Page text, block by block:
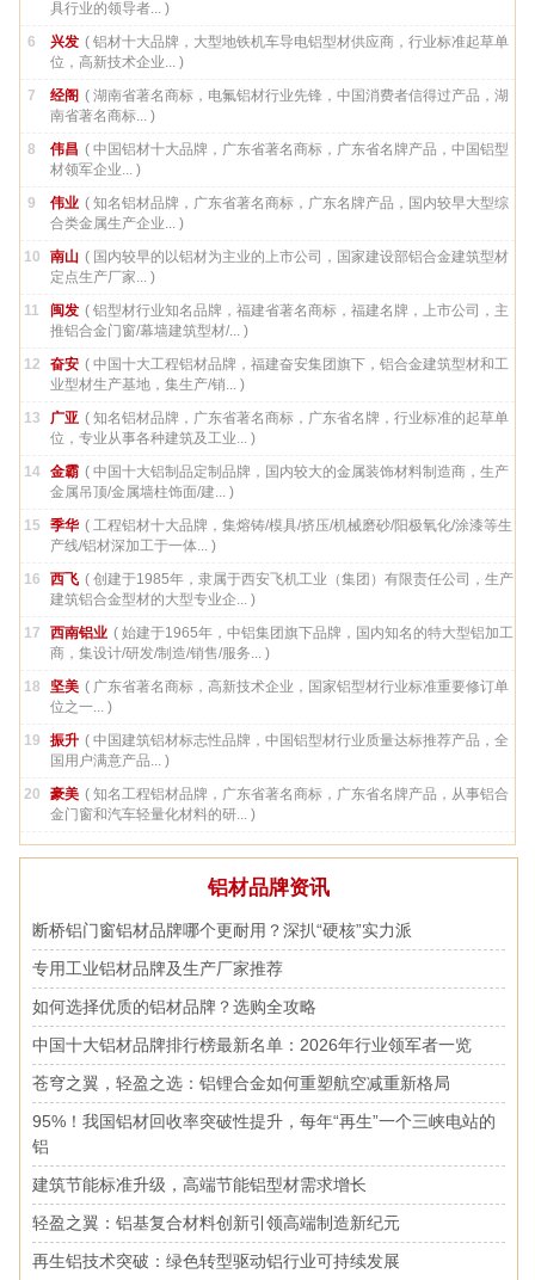
具行业的领导者... )
6
兴发 ( 铝材十大品牌，大型地铁机车导电铝型材供应商，行业标准起草单
位，高新技术企业... )
7
经阁 ( 湖南省著名商标，电氟铝材行业先锋，中国消费者信得过产品，湖
南省著名商标... )
8
伟昌 ( 中国铝材十大品牌，广东省著名商标，广东省名牌产品，中国铝型
材领军企业... )
9
伟业 ( 知名铝材品牌，广东省著名商标，广东名牌产品，国内较早大型综
合类金属生产企业... )
10
南山 ( 国内较早的以铝材为主业的上市公司，国家建设部铝合金建筑型材
定点生产厂家... )
11
闽发 ( 铝型材行业知名品牌，福建省著名商标，福建名牌，上市公司，主
推铝合金门窗/幕墙建筑型材/... )
12
奋安 ( 中国十大工程铝材品牌，福建奋安集团旗下，铝合金建筑型材和工
业型材生产基地，集生产/销... )
13
广亚 ( 知名铝材品牌，广东省著名商标，广东省名牌，行业标准的起草单
位，专业从事各种建筑及工业... )
14 金霸 ( 中国十大铝制品定制品牌，国内较大的金属装饰材料制造商，生产
金属吊顶/金属墙柱饰面/建... )
15
季华 ( 工程铝材十大品牌，集熔铸/模具/挤压/机械磨砂/阳极氧化/涂漆等生
产线/铝材深加工于一体... )
16
西飞 ( 创建于1985年，隶属于西安飞机工业（集团）有限责任公司，生产
建筑铝合金型材的大型专业企... )
17
西南铝业 ( 始建于1965年，中铝集团旗下品牌，国内知名的特大型铝加工
商，集设计/研发/制造/销售/服务... )
18
坚美 ( 广东省著名商标，高新技术企业，国家铝型材行业标准重要修订单
位之一... )
19
振升 ( 中国建筑铝材标志性品牌，中国铝型材行业质量达标推荐产品，全
国用户满意产品... )
20
豪美 ( 知名工程铝材品牌，广东省著名商标，广东省名牌产品，从事铝合
金门窗和汽车轻量化材料的研... )
铝材品牌资讯
断桥铝门窗铝材品牌哪个更耐用？深扒“硬核”实力派
专用工业铝材品牌及生产厂家推荐
如何选择优质的铝材品牌？选购全攻略
中国十大铝材品牌排行榜最新名单：2026年行业领军者一览
苍穹之翼，轻盈之选：铝锂合金如何重塑航空减重新格局
95%！我国铝材回收率突破性提升，每年“再生”一个三峡电站的
铝
建筑节能标准升级，高端节能铝型材需求增长
轻盈之翼：铝基复合材料创新引领高端制造新纪元
再生铝技术突破：绿色转型驱动铝行业可持续发展